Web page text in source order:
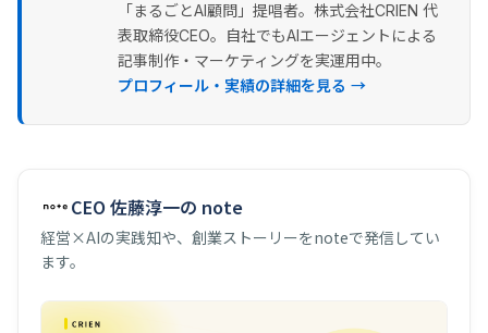
「まるごとAI顧問」提唱者。株式会社CRIEN 代
表取締役CEO。自社でもAIエージェントによる
記事制作・マーケティングを実運用中。
プロフィール・実績の詳細を見る →
CEO 佐藤淳一の note
経営×AIの実践知や、創業ストーリーをnoteで発信してい
ます。